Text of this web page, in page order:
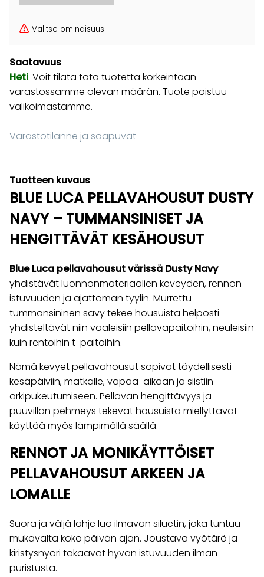
Valitse ominaisuus.
Saatavuus
Heti. Voit tilata tätä tuotetta korkeintaan
varastossamme olevan määrän. Tuote poistuu
valikoimastamme.
Varastotilanne ja saapuvat
Tuotteen kuvaus
BLUE LUCA PELLAVAHOUSUT DUSTY
NAVY – TUMMANSINISET JA
HENGITTÄVÄT KESÄHOUSUT
Blue Luca pellavahousut värissä Dusty Navy
yhdistävät luonnonmateriaalien keveyden, rennon
istuvuuden ja ajattoman tyylin. Murrettu
tummansininen sävy tekee housuista helposti
yhdisteltävät niin vaaleisiin pellavapaitoihin, neuleisiin
kuin rentoihin t-paitoihin.
Nämä kevyet pellavahousut sopivat täydellisesti
kesäpäiviin, matkalle, vapaa-aikaan ja siistiin
arkipukeutumiseen. Pellavan hengittävyys ja
puuvillan pehmeys tekevät housuista miellyttävät
käyttää myös lämpimällä säällä.
RENNOT JA MONIKÄYTTÖISET
PELLAVAHOUSUT ARKEEN JA
LOMALLE
Suora ja väljä lahje luo ilmavan siluetin, joka tuntuu
mukavalta koko päivän ajan. Joustava vyötärö ja
kiristysnyöri takaavat hyvän istuvuuden ilman
puristusta.